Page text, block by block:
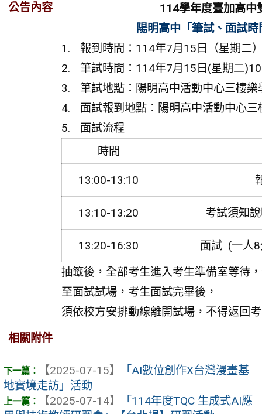
公告內容
114學年度臺加高中
陽明高中「筆試、面試
報到時間： 114年7月 15 日（星期二
筆試時間： 114年7月 15 日 (星期二
筆試地點：陽明高中活動中心三樓樂
面試報到地點：陽明高中活動中心
面試流程
時間
13:00-13:10
13:10-13:20 考試須知
13:20-16:30 面試 (一人8
抽籤後，全部考生進入考生準備室等待
至面試試場，考生面試完畢後，
須依校方安排動線離開試場，不得返回
相關附件
【2025-07-15】
「AI數位創作X台灣漫畫基
地實境走訪」活動
【2025-07-14】
「114年度TQC 生成式AI應